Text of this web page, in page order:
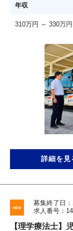
年収
310万円 ～ 330万円
詳細を見
募集終了日：
求人番号：
【理学療法士